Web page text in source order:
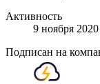
Активность
9 ноября
Подписан на